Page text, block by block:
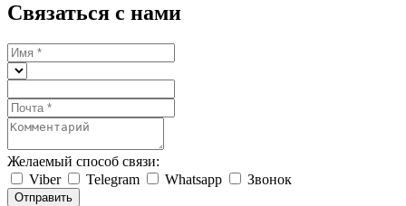
Связаться с нами
Желаемый способ связи:
Viber
Telegram Whatsapp Звонок
Отправить